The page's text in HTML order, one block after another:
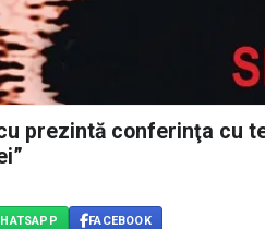
prezintă conferinţa cu
FACEBOOK